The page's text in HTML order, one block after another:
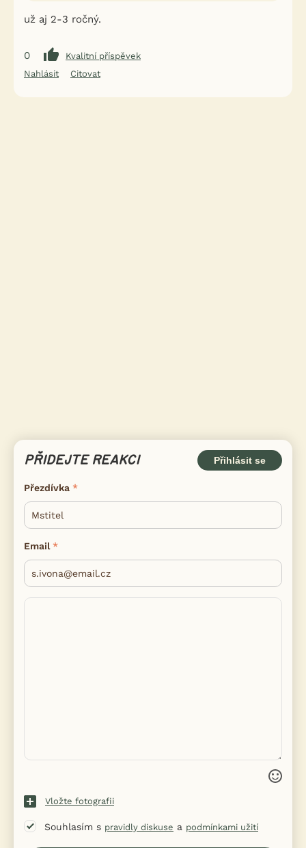
už aj 2-3 ročný.
0
Kvalitní příspěvek
Nahlásit
Citovat
PŘIDEJTE REAKCI Přihlásit se
Přezdívka
Email
Vložte fotografii
Souhlasím s pravidly diskuse a podmínkami užití